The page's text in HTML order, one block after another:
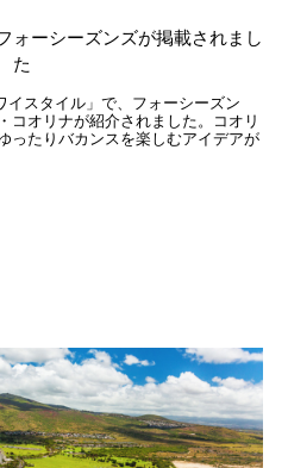
ォーシーズンズが掲載されまし
た
スタイル」で、フォーシーズン
コオリナが紹介されました。コオリ
ったりバカンスを楽しむアイデアが